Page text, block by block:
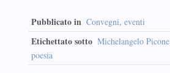
Pubblicato in Convegni, eventi
Etichettato sotto Michelangelo Picone
poesia